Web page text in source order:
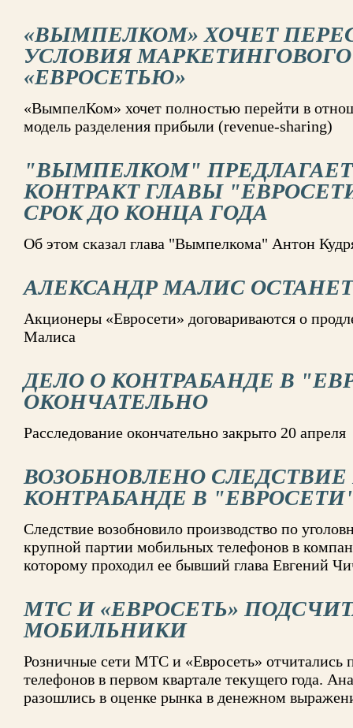
«ВЫМПЕЛКОМ» ХОЧЕТ
УСЛОВИЯ
«ЕВРОСЕТЬЮ»
«ВымпелКом» хочет полностью перейти в
модель разделения прибыли (revenue-sharing)
"ВЫМПЕЛКОМ"
КОНТРАКТ ГЛАВЫ
СРОК ДО КОНЦА ГОДА
Об этом сказал глава "Вымпелкома" Антон
АЛЕКСАНДР МАЛИС
Акционеры «Евросети» договариваются о
Малиса
ДЕЛО О КОНТРАБАНДЕ В
ОКОНЧАТЕЛЬНО
Расследование окончательно закрыто 20 апреля
ВОЗОБНОВЛЕНО СЛЕДСТВИЕ
КОНТРАБАНДЕ В
Следствие возобновило производство по
крупной партии мобильных телефонов в
которому проходил ее бывший глава Евгений
МТС И «ЕВРОСЕТЬ»
МОБИЛЬНИКИ
Розничные сети МТС и «Евросеть»
телефонов в первом квартале текущего года.
разошлись в оценке рынка в денежном